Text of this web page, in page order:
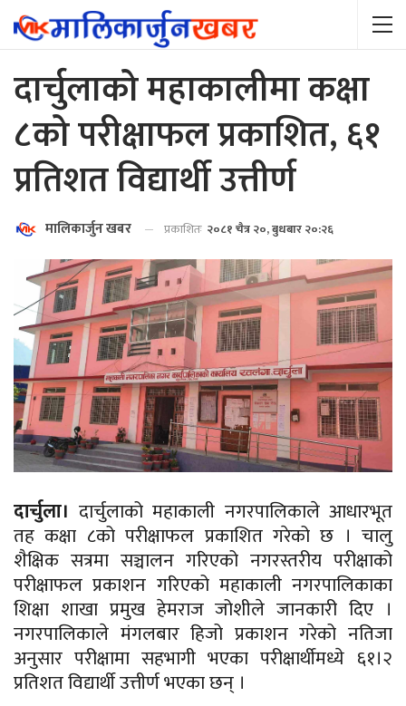
दार्चुलाको महाकालीमा कक्षा
८को परीक्षाफल प्रकाशित, ६१
प्रतिशत विद्यार्थी उत्तीर्ण
मालिकार्जुन खबर प्रकाशितः २०८१ चैत्र २०, बुधबार २०:२६
दार्चुला। दार्चुलाको महाकाली नगरपालिकाले आधारभूत
तह कक्षा ८को परीक्षाफल प्रकाशित गरेको छ । चालु
शैक्षिक सत्रमा सञ्चालन गरिएको नगरस्तरीय परीक्षाको
परीक्षाफल प्रकाशन गरिएको महाकाली नगरपालिकाका
शिक्षा शाखा प्रमुख हेमराज जोशीले जानकारी दिए ।
नगरपालिकाले मंगलबार हिजो प्रकाशन गरेको नतिजा
अनुसार परीक्षामा सहभागी भएका परीक्षार्थीमध्ये ६१।२
प्रतिशत विद्यार्थी उत्तीर्ण भएका छन् ।